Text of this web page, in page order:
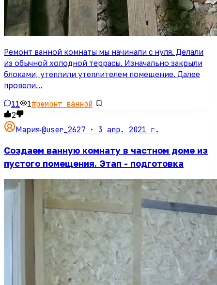
Ремонт ванной комнаты мы начинали с нуля. Делали
из обычной холодной террасы. Изначально закрыли
блоками, утеплили утеплителем помещение. Далее
провели…
11 1#ремонт ванной
2
Мария·@user_2627 · 3 апр. 2021 г.
Создаем ванную комнату в частном доме из
пустого помещения. Этап - подготовка